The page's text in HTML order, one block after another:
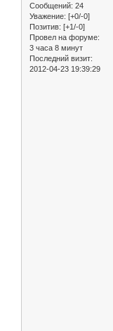
Сообщений: 24
Уважение: [+0/-0]
Позитив: [+1/-0]
Провел на форуме:
3 часа 8 минут
Последний визит:
2012-04-23 19:39:29